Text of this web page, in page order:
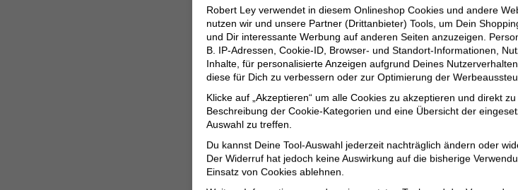
Robert Ley verwendet in diesem Onlineshop Cookies und andere
nutzen wir und unsere Partner (Drittanbieter) Tools, um Dein
und Dir interessante Werbung auf anderen Seiten anzuzeigen.
B. IP-Adressen, Cookie-ID, Browser- und Standort-Informationen,
Inhalte, für personalisierte Anzeigen aufgrund Deines
diese für Dich zu verbessern oder zur Optimierung der
Klicke auf „Akzeptieren“ um alle Cookies zu akzeptieren und direkt
Beschreibung der Cookie-Kategorien und eine Übersicht der
Auswahl zu treffen.
Du kannst Deine Tool-Auswahl jederzeit nachträglich ändern oder
Der Widerruf hat jedoch keine Auswirkung auf die bisherige
Einsatz von Cookies ablehnen.